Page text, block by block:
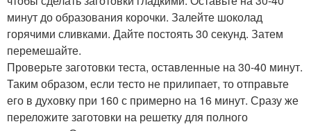
минут до образования корочки. Залейте шоколад
горячими сливками. Дайте постоять 30 секунд. Затем
перемешайте.
Проверьте заготовки теста, оставленные на 30-40 минут.
Таким образом, если тесто не прилипает, то отправьте
его в духовку при 160 с примерно на 16 минут. Сразу же
переложите заготовки на решетку для полного